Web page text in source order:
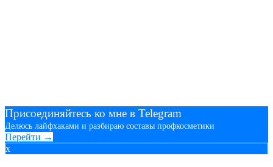
Присоединяйтесь ко мне в Telegram
Делюсь лайфхаками и разбираю составы профкосметики
Перейти →
x